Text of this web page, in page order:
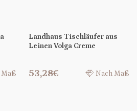
Maß
Landhaus Tischläufer aus
Leinen Volga Creme
53,28€ Nach Maß